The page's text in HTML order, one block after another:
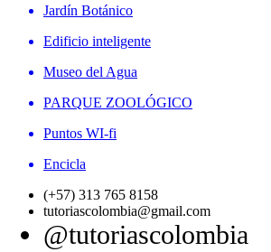
Jardín Botánico
Edificio inteligente
Museo del Agua
PARQUE ZOOLÓGICO
Puntos WI-fi
Encicla
(+57) 313 765 8158
tutoriascolombia@gmail.com
@tutoriascolombia